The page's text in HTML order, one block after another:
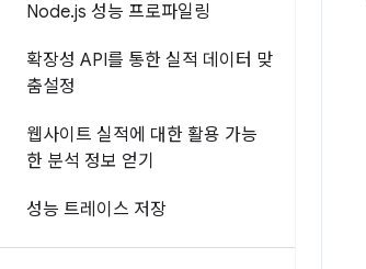
Node.js 성능 프로파일링
확장성 API를 통한 실적 데이터 맞
춤설정
웹사이트 실적에 대한 활용 가능
한 분석 정보 얻기
성능 트레이스 저장